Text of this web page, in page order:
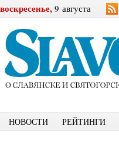
воскресенье, 9 августа
НОВОСТИ РЕЙТИНГИ